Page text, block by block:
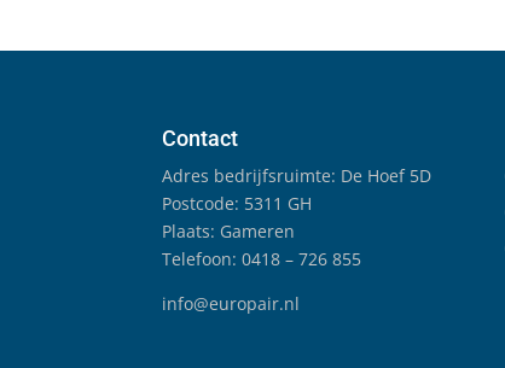
Contact
Adres bedrijfsruimte: De Hoef 5D
Postcode: 5311 GH
Plaats: Gameren
Telefoon: 0418 – 726 855
info@europair.nl